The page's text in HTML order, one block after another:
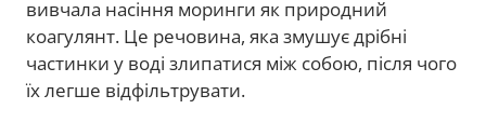
вивчала насіння моринги як природний
коагулянт. Це речовина, яка змушує дрібні
частинки у воді злипатися між собою, після чого
їх легше відфільтрувати.